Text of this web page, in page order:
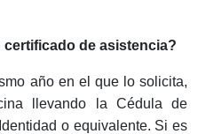
de asistencia?
año en el que lo solicita,
llevando la Cédula de
o equivalente. Si es